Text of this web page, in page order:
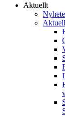
Aktuellt